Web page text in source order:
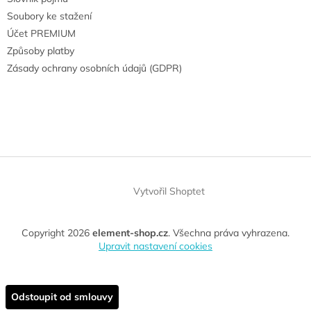
Soubory ke stažení
Účet PREMIUM
Způsoby platby
Zásady ochrany osobních údajů (GDPR)
Vytvořil Shoptet
Copyright 2026 element-shop.cz. Všechna práva vyhrazena.
Upravit nastavení cookies
Odstoupit od smlouvy